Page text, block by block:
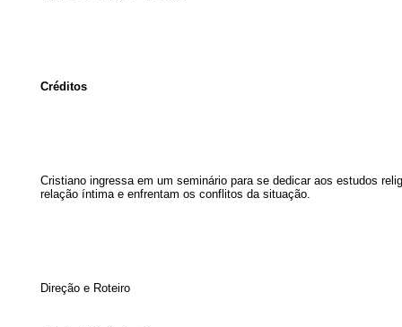
Créditos
Cristiano ingressa em um seminário para se dedicar aos estudos
relação íntima e enfrentam os conflitos da situação.
Direção e Roteiro